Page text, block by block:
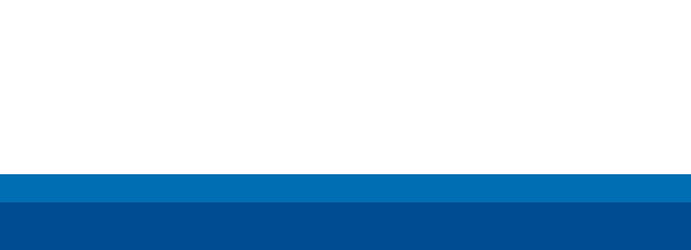
Bozen - Tel. 0471 285730